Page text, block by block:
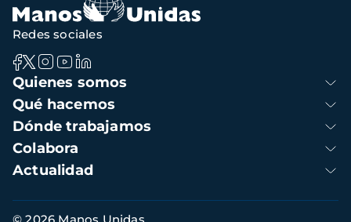
Navegación
principal
Quienes somos
Qué hacemos
Dónde trabajamos
Colabora
Actualidad
Redes sociales
Información